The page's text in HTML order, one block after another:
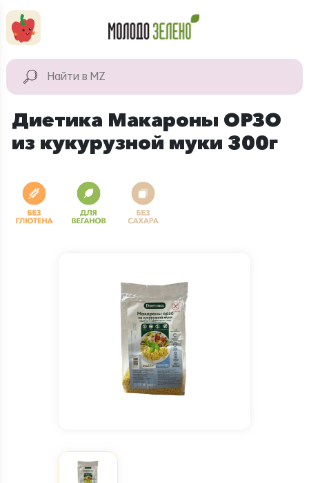
КАТАЛОГ
продукты
Для дома
косметика
Диетика Макароны ОРЗО
из кукурузной муки 300г